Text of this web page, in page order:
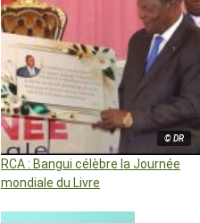
© DR
RCA : Bangui célèbre la Journée
mondiale du Livre